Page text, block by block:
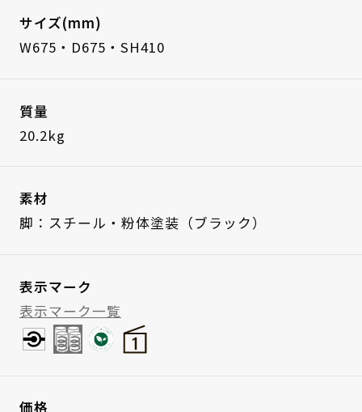
サイズ(mm)
W675・D675・SH410
質量
20.2kg
素材
脚：スチール・粉体塗装（ブラック）
表示マーク
表示マーク一覧
価格